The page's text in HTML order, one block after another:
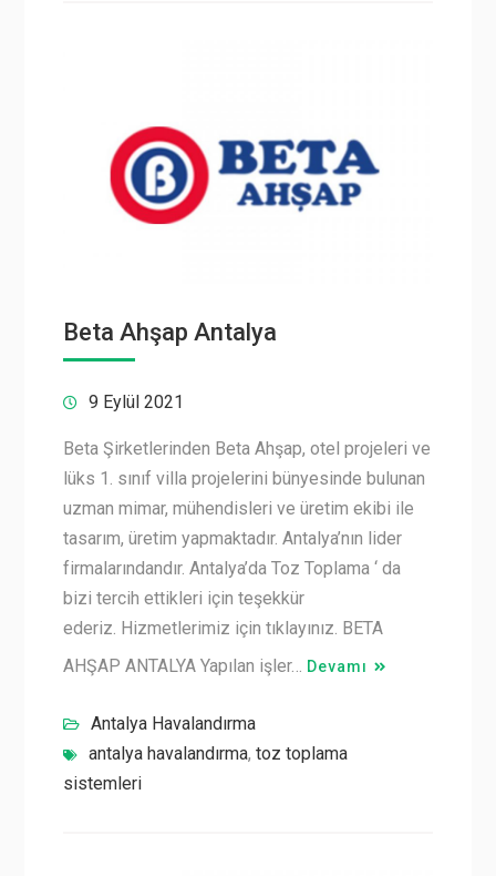
Beta Ahşap Antalya
9 Eylül 2021
Beta Şirketlerinden Beta Ahşap, otel projeleri ve
lüks 1. sınıf villa projelerini bünyesinde bulunan
uzman mimar, mühendisleri ve üretim ekibi ile
tasarım, üretim yapmaktadır. Antalya’nın lider
firmalarındandır. Antalya’da Toz Toplama ‘ da
bizi tercih ettikleri için teşekkür
ederiz. Hizmetlerimiz için tıklayınız. BETA
AHŞAP ANTALYA Yapılan işler… Devamı
Antalya Havalandırma
antalya havalandırma, toz toplama
sistemleri